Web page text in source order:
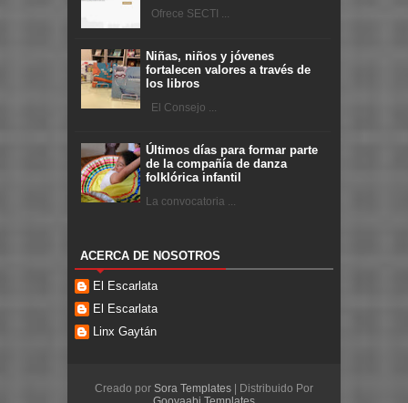
Ofrece SECTI ...
Niñas, niños y jóvenes
fortalecen valores a través de
los libros
El Consejo ...
Últimos días para formar parte
de la compañía de danza
folklórica infantil
La convocatoria ...
ACERCA DE NOSOTROS
El Escarlata
El Escarlata
Linx Gaytán
Creado por Sora Templates | Distribuido Por